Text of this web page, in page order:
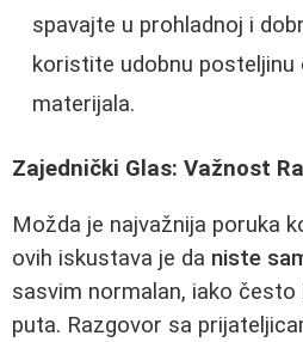
spavajte u prohladnoj i
koristite udobnu posteljinu
materijala.
Zajednički Glas: Važnost
Možda je najvažnija poruka
ovih iskustava je da niste
sasvim normalan, iako
puta. Razgovor sa